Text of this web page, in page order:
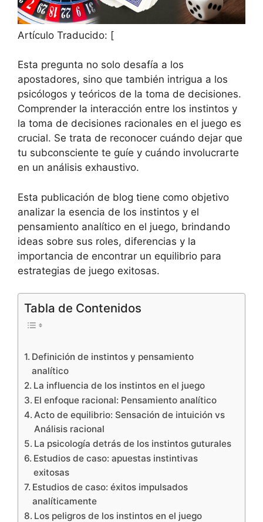
Artículo Traducido: [
Esta pregunta no solo desafía a los
apostadores, sino que también intrigua a los
psicólogos y teóricos de la toma de decisiones.
Comprender la interacción entre los instintos y
la toma de decisiones racionales en el juego es
crucial. Se trata de reconocer cuándo dejar que
tu subconsciente te guíe y cuándo involucrarte
en un análisis exhaustivo.
Esta publicación de blog tiene como objetivo
analizar la esencia de los instintos y el
pensamiento analítico en el juego, brindando
ideas sobre sus roles, diferencias y la
importancia de encontrar un equilibrio para
estrategias de juego exitosas.
Tabla de Contenidos
Definición de instintos y pensamiento
analítico
La influencia de los instintos en el juego
El enfoque racional: Pensamiento analítico
Acto de equilibrio: Sensación de intuición vs
Análisis racional
La psicología detrás de los instintos guturales
Estudios de caso: apuestas instintivas
exitosas
Estudios de caso: éxitos impulsados
analíticamente
Los peligros de los instintos en el juego